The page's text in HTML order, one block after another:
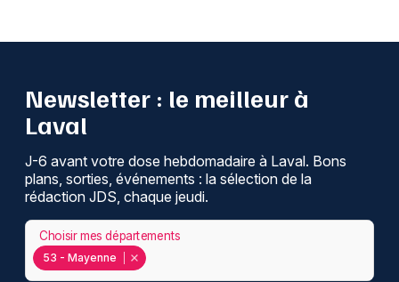
Newsletter : le meilleur à
Laval
J-6 avant votre dose hebdomadaire à Laval. Bons
plans, sorties, événements : la sélection de la
rédaction JDS, chaque jeudi.
53 - Mayenne
Choisir mes départements